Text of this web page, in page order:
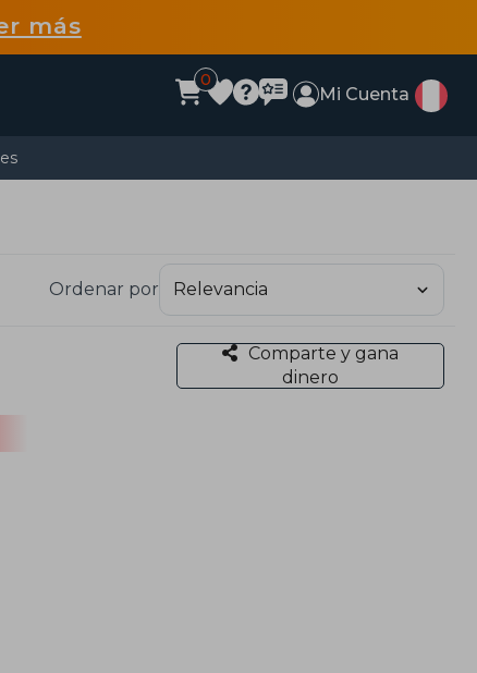
más
0
Mi Cuenta
Ordenar por
Comparte y gana
dinero